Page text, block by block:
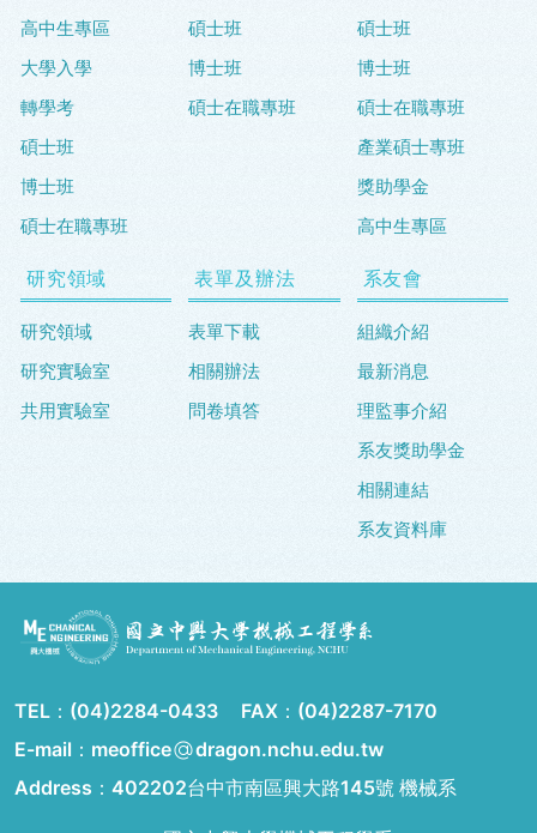
高中生專區
大學入學
轉學考
碩士班
博士班
碩士在職專班
碩士班
博士班
碩士在職專班
碩士班
博士班
碩士在職專班
產業碩士專班
獎助學金
高中生專區
研究領域
研究領域
研究實驗室
共用實驗室
表單及辦法
表單下載
相關辦法
問卷填答
系友會
組織介紹
最新消息
理監事介紹
系友獎助學金
相關連結
系友資料庫
TEL： (04)2284-0433 FAX： (04)2287-7170
E-mail：meoffice
dragon.nchu.edu.tw
Address： 402202台中市南區興大路145號 機械系